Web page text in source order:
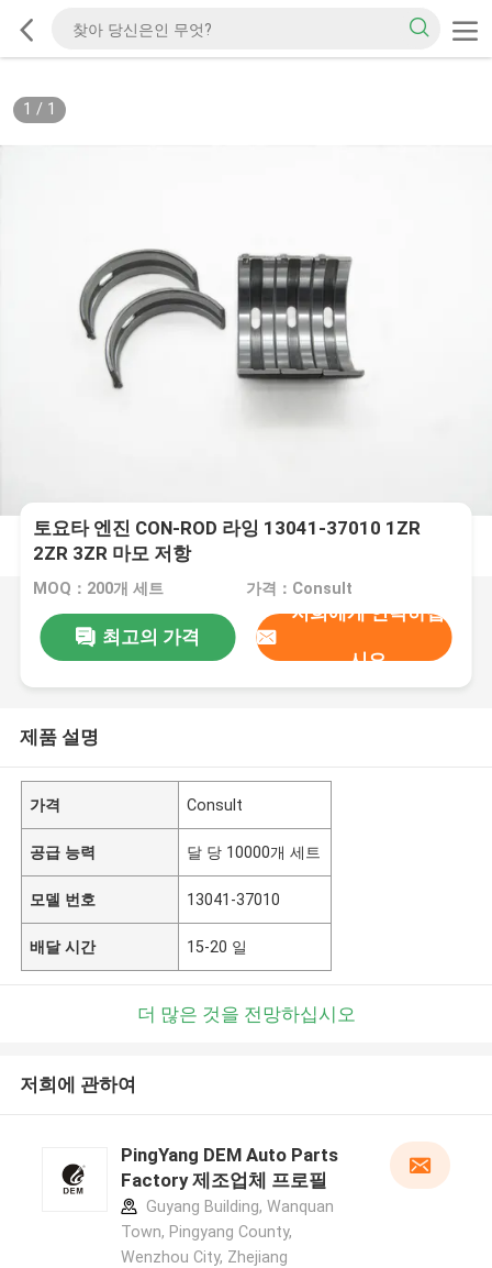
1 / 1
토요타 엔진 CON-ROD 라잉 13041-37010 1ZR
2ZR 3ZR 마모 저항
MOQ：200개 세트 가격：Consult
최고의 가격
저희에게 연락하십
시오
제품 설명
가격 Consult
공급 능력 달 당 10000개 세트
모델 번호 13041-37010
배달 시간 15-20 일
더 많은 것을 전망하십시오
저희에 관하여
PingYang DEM Auto Parts
Factory 제조업체 프로필
Guyang Building, Wanquan
Town, Pingyang County,
Wenzhou City, Zhejiang